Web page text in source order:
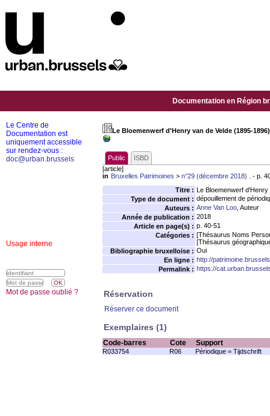
Documentation en Région
Le Bloemenwerf d'Henry van de Velde (1895-
Public
ISBD
[article]
in Bruxelles Patrimoines > n°29 (décembre 2018) . - p.
Titre : Le Bloemenwerf
Type de document : dépouillement de
Auteurs : Anne Van Loo , Auteur
Année de publication : 2018
Article en page(s) : p. 40-51
Catégories : [Thésaurus Noms
[Thésaurus
Bibliographie bruxelloise : Oui
En ligne : http://
Permalink : https://
Réservation
Réserver ce document
Exemplaires (1)
Code-barres Cote Support
R033754 R06 Périodique = Tijdschrift
Le Centre de
Documentation est
uniquement accessible
sur rendez-vous :
doc@urban.brussels
Usage interne
Mot de passe oublié ?